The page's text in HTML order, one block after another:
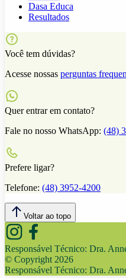
Dasa Educa
Resultados
Você tem dúvidas?
Acesse nossas perguntas
Quer entrar em contato?
Fale no nosso WhatsApp: (48)
Prefere ligar?
Telefone: (48) 3952-4200
Voltar ao topo
Responsável Técnico: Dra.
© Copyright 2026
Responsável Técnico: Dra.